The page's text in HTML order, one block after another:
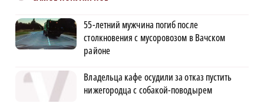
55-летний мужчина погиб после
столкновения с мусоровозом в Вачском
районе
Владельца кафе осудили за отказ пустить
нижегородца с собакой-поводырем